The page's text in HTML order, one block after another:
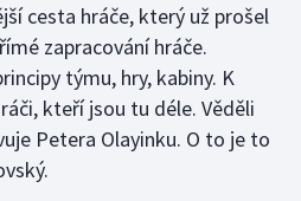
cesta hráče, který už prošel
zapracování hráče.
týmu, hry, kabiny. K
kteří jsou tu déle. Věděli
Petera Olayinku. O to je to